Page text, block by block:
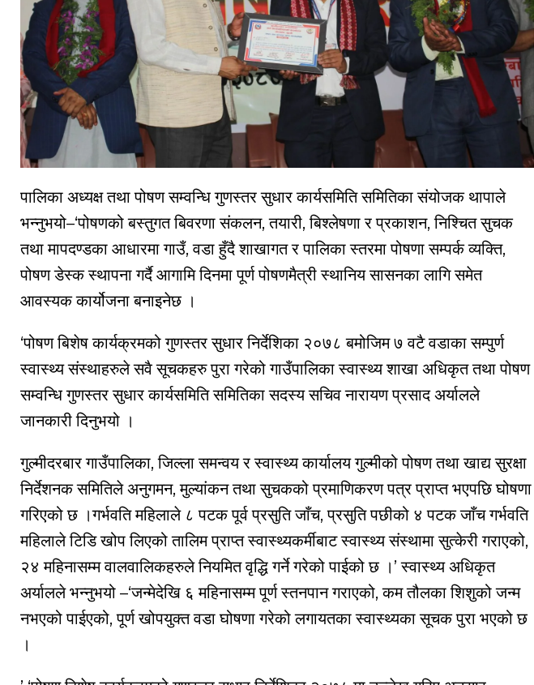
पालिका अध्यक्ष तथा पोषण सम्वन्धि गुणस्तर सुधार कार्यसमिति समितिका संयोजक थापाले
भन्नुभयो–‘पोषणको बस्तुगत बिवरणा संकलन, तयारी, बिश्लेषणा र प्रकाशन, निश्चित सुचक
तथा मापदण्डका आधारमा गाउँ, वडा हुँदै शाखागत र पालिका स्तरमा पोषणा सम्पर्क व्यक्ति,
पोषण डेस्क स्थापना गर्दै आगामि दिनमा पूर्ण पोषणमैत्री स्थानिय सासनका लागि समेत
आवस्यक कार्योजना बनाइनेछ ।
‘पोषण बिशेष कार्यक्रमको गुणस्तर सुधार निर्देशिका २०७८ बमोजिम ७ वटै वडाका सम्पुर्ण
स्वास्थ्य संस्थाहरुले सवै सूचकहरु पुरा गरेको गाउँपालिका स्वास्थ्य शाखा अधिकृत तथा पोषण
सम्वन्धि गुणस्तर सुधार कार्यसमिति समितिका सदस्य सचिव नारायण प्रसाद अर्यालले
जानकारी दिनुभयो ।
गुल्मीदरबार गाउँपालिका, जिल्ला समन्वय र स्वास्थ्य कार्यालय गुल्मीको पोषण तथा खाद्य सुरक्षा
निर्देशनक समितिले अनुगमन, मुल्यांकन तथा सुचकको प्रमाणिकरण पत्र प्राप्त भएपछि घोषणा
गरिएको छ ।गर्भवति महिलाले ८ पटक पूर्व प्रसुति जाँच, प्रसुति पछीको ४ पटक जाँच गर्भवति
महिलाले टिडि खोप लिएको तालिम प्राप्त स्वास्थ्यकर्मीबाट स्वास्थ्य संस्थामा सुत्केरी गराएको,
२४ महिनासम्म वालवालिकहरुले नियमित वृद्धि गर्ने गरेको पाईको छ ।’ स्वास्थ्य अधिकृत
अर्यालले भन्नुभयो –‘जन्मेदेखि ६ महिनासम्म पूर्ण स्तनपान गराएको, कम तौलका शिशुको जन्म
नभएको पाईएको, पूर्ण खोपयुक्त वडा घोषणा गरेको लगायतका स्वास्थ्यका सूचक पुरा भएको छ
।